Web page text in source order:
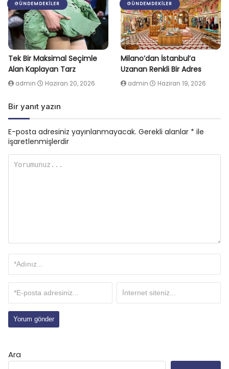
GÜNDEMDEKILER
Tek Bir Maksimal Seçimle
Alan Kaplayan Tarz
admin Haziran 20, 2026
GÜNDEMDEKILER
Milano’dan İstanbul’a
Uzanan Renkli Bir Adres
admin Haziran 19, 2026
Bir yanıt yazın
E-posta adresiniz yayınlanmayacak. Gerekli alanlar * ile
işaretlenmişlerdir
Ara